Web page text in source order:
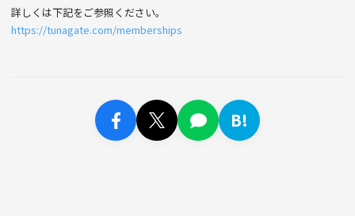
詳しくは下記をご参照ください。
https://tunagate.com/memberships
B!